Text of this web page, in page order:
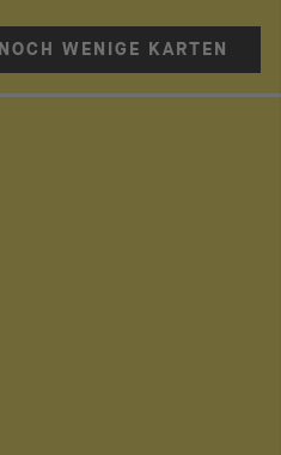
WENIGE KARTEN